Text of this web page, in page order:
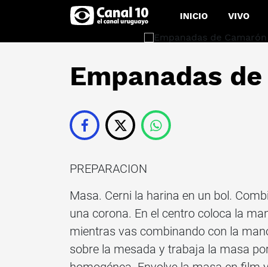
INICIO VIVO
Empanadas
PREPARACION
Masa. Cerni la harina en un bol.
una corona. En el centro coloca la
mientras vas combinando con la
sobre la mesada y trabaja la masa